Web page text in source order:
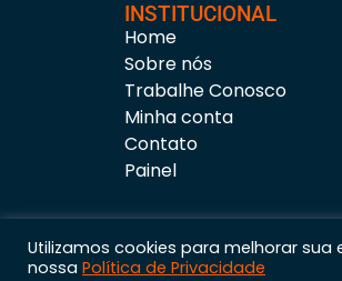
INSTITUCIONAL
Home
Sobre nós
Trabalhe Conosco
Minha conta
Contato
Painel
Utilizamos cookies para melhorar
nossa Política de Privacidade